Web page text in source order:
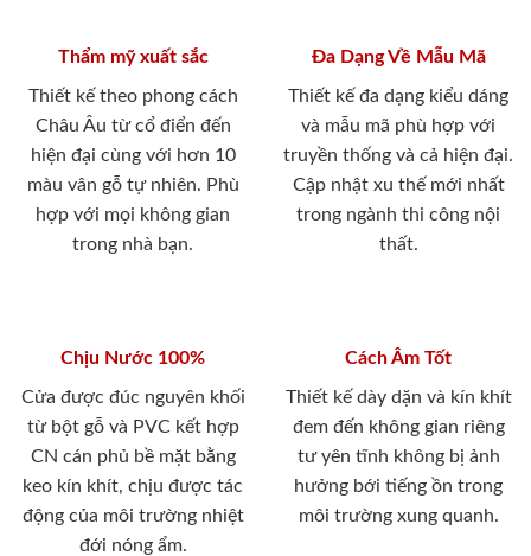
Thẩm mỹ xuất sắc
Thiết kế theo phong cách
Châu Âu từ cổ điển đến
hiện đại cùng với hơn 10
màu vân gỗ tự nhiên. Phù
hợp với mọi không gian
trong nhà bạn.
Đa Dạng Về Mẫu Mã
Thiết kế đa dạng kiểu dáng
và mẫu mã phù hợp với
truyền thống và cả hiện đại.
Cập nhật xu thế mới nhất
trong ngành thi công nội
thất.
Chịu Nước 100%
Cửa được đúc nguyên khối
từ bột gỗ và PVC kết hợp
CN cán phủ bề mặt bằng
keo kín khít, chịu được tác
động của môi trường nhiệt
đới nóng ẩm.
Cách Âm Tốt
Thiết kế dày dặn và kín khít
đem đến không gian riêng
tư yên tĩnh không bị ảnh
hưởng bới tiếng ồn trong
môi trường xung quanh.